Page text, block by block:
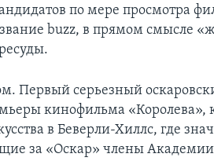
по мере просмотра
buzz, в прямом смысле
Первый серьезный
кинофильма «Королева»,
в Беверли-Хиллс, где
за «Оскар» члены